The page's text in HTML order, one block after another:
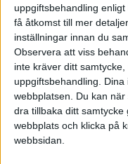
uppgiftsbehandling
få åtkomst till mer
inställningar innan du
Observera att viss
inte kräver ditt
uppgiftsbehandling.
webbplatsen. Du kan
dra tillbaka ditt
webbplats och klicka på
webbsidan.
och avslutning. Ha
Engagera med frågor
Engagera dem du
fråga kan väcka
roligare att börja.